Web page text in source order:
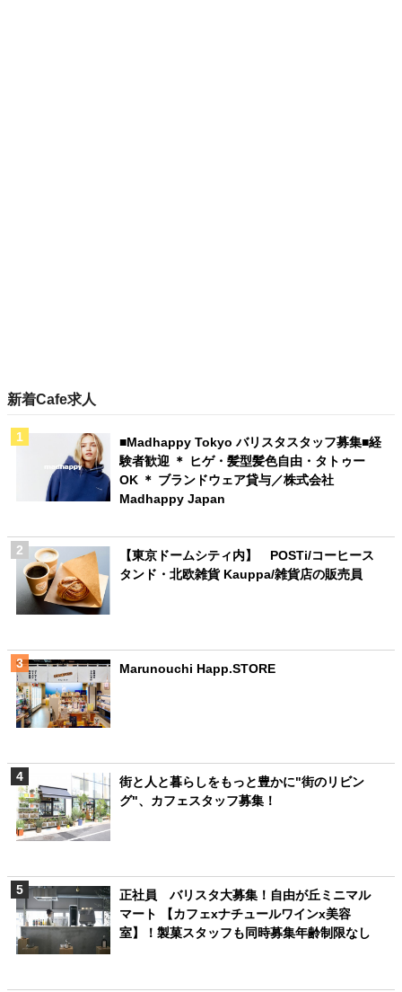
新着Cafe求人
■Madhappy Tokyo バリスタスタッフ募集■経
験者歓迎 ＊ ヒゲ・髪型髪色自由・タトゥー
OK ＊ ブランドウェア貸与／株式会社
Madhappy Japan
【東京ドームシティ内】 POSTi/コーヒース
タンド・北欧雑貨 Kauppa/雑貨店の販売員
Marunouchi Happ.STORE
街と人と暮らしをもっと豊かに"街のリビン
グ"、カフェスタッフ募集！
正社員 バリスタ大募集！自由が丘ミニマル
マート 【カフェxナチュールワインx美容
室】！製菓スタッフも同時募集年齢制限なし